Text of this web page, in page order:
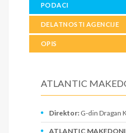
PODACI
DELATNOSTI AGENCIJE
OPIS
ATLANTIC
Direktor: G-din Dragan
ATLANTIC